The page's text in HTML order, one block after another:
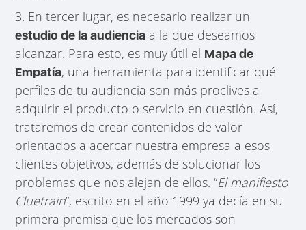
3. En tercer lugar, es necesario realizar un
estudio de la audiencia a la que deseamos
alcanzar. Para esto, es muy útil el Mapa de
Empatía, una herramienta para identificar qué
perfiles de tu audiencia son más proclives a
adquirir el producto o servicio en cuestión. Así,
trataremos de crear contenidos de valor
orientados a acercar nuestra empresa a esos
clientes objetivos, además de solucionar los
problemas que nos alejan de ellos. “El manifiesto
Cluetrain”, escrito en el año 1999 ya decía en su
primera premisa que los mercados son